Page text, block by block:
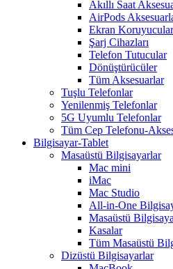
Akıllı Saat
AirPods
Ekran Koruyucular
Şarj Cihazları
Telefon Tutucular
Dönüştürücüler
Tüm Aksesuarlar
Tuşlu Telefonlar
Yenilenmiş Telefonlar
5G Uyumlu Telefonlar
Tüm Cep Telefonu-
Bilgisayar-Tablet
Masaüstü Bilgisayarlar
Mac mini
iMac
Mac Studio
All-in-One
Masaüstü
Kasalar
Tüm Masaüstü
Dizüstü Bilgisayarlar